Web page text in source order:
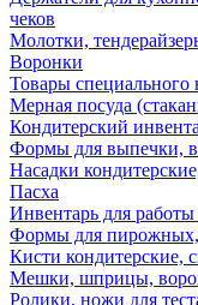
чеков
Молотки,
Воронки
Товары специального
Мерная посуда
Кондитерский
Формы для выпечки,
Насадки
Пасха
Инвентарь для
Формы для пирожных,
Кисти кондитерские,
Мешки, шприцы,
Ролики, ножи для